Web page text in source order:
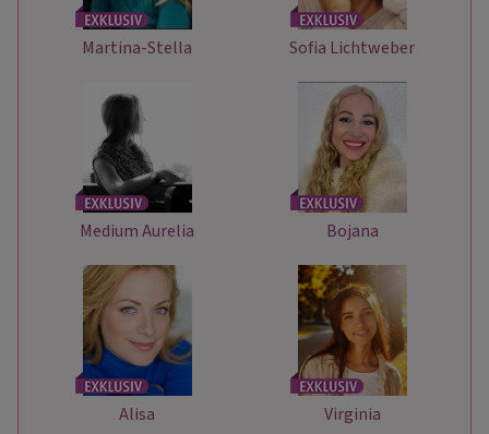
Martina-Stella Sofia Lichtweber
Medium Aurelia Bojana
Alisa Virginia